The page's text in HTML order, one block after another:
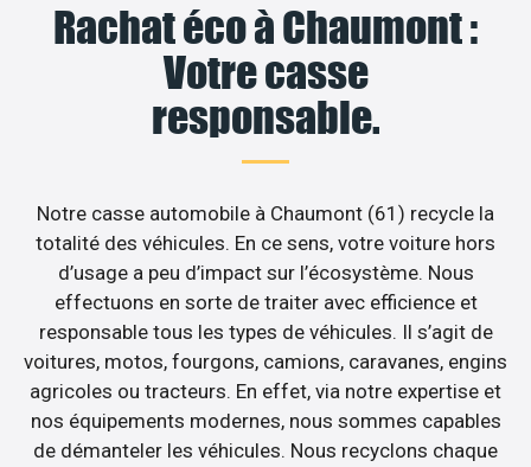
Rachat éco à Chaumont :
Votre casse
responsable.
Notre casse automobile à Chaumont (61) recycle la
totalité des véhicules. En ce sens, votre voiture hors
d’usage a peu d’impact sur l’écosystème. Nous
effectuons en sorte de traiter avec efficience et
responsable tous les types de véhicules. Il s’agit de
voitures, motos, fourgons, camions, caravanes, engins
agricoles ou tracteurs. En effet, via notre expertise et
nos équipements modernes, nous sommes capables
de démanteler les véhicules. Nous recyclons chaque